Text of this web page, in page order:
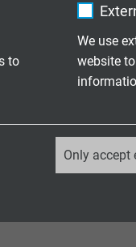
to
We use
website
Only accept